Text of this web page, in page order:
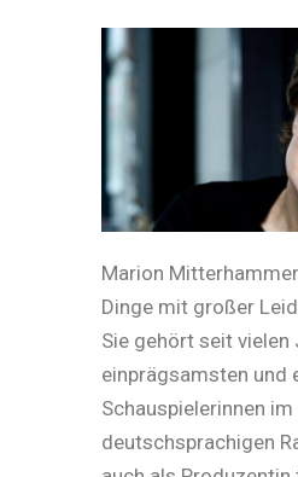
Marion
Dinge mit großer
Sie gehört seit vielen
einprägsamsten und
Schauspielerinnen
deutschsprachigen